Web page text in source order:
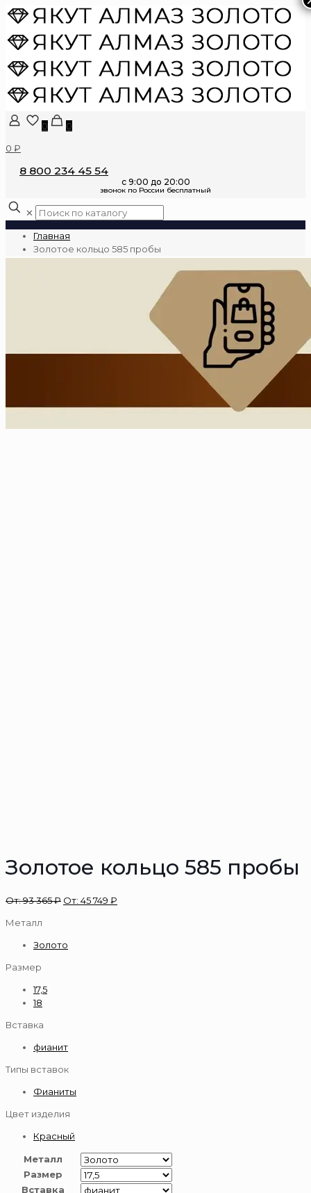
0
0
0 ₽
8 800 234 45 54
✕
Главная
Золотое кольцо 585 пробы
Золотое кольцо 585 пробы
От:93 365₽ От: 45 749 ₽
Металл
Золото
Размер
17,5
18
Вставка
фианит
Типы вставок
Фианиты
Цвет изделия
Красный
Металл
Размер
Вставка